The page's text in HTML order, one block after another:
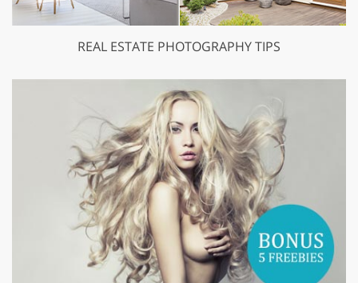
REAL ESTATE PHOTOGRAPHY TIPS